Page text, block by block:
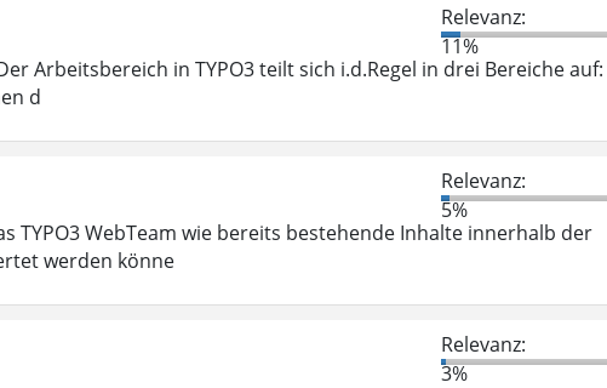
Relevanz:
11%
Arbeitsbereich in TYPO3 teilt sich i.d.Regel in drei Bereiche auf:
d
Relevanz:
5%
TYPO3 WebTeam wie bereits bestehende Inhalte innerhalb der
werden könne
Relevanz:
3%